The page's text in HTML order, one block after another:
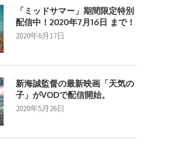
「ミッドサマー」期間限定特別
配信中！2020年7月16日 まで！
2020年6月17日
新海誠監督の最新映画「天気の
子」がVODで配信開始。
2020年5月26日